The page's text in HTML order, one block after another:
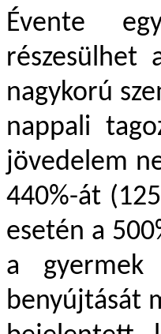
Évente
nagykorú
nappali
jövedelem
440%-át
esetén a
a gyermek
benyújtását